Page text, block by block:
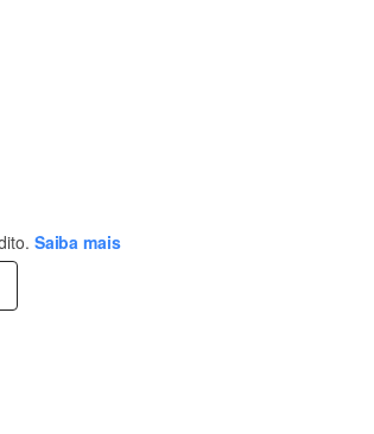
Saiba mais